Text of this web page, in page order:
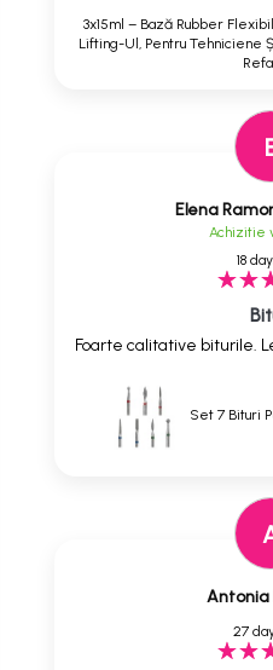
3x15ml – Bază Rubber
Lifting-Ul, Pentru Tehniciene
Elena
Achizitie
18
Foarte calitative biturile.
Set 7 Bituri
Antonia
27